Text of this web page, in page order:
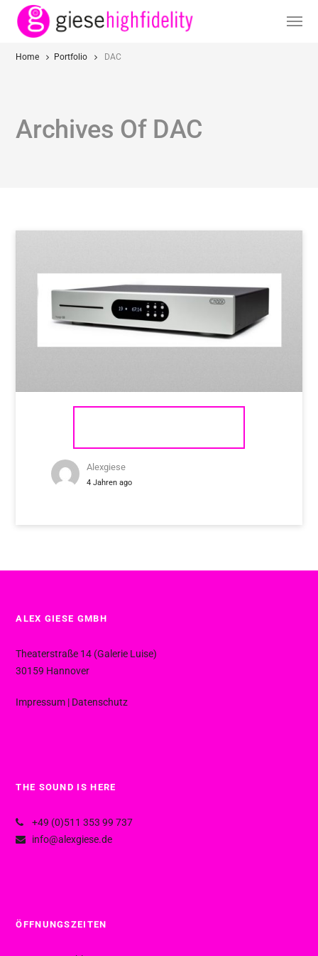
Home Portfolio DAC
Archives Of DAC
Alexgiese
4 Jahren ago
ALEX GIESE GMBH
Theaterstraße 14 (Galerie Luise)
30159 Hannover
Impressum | Datenschutz
THE SOUND IS HERE
+49 (0)511 353 99 737
info@alexgiese.de
ÖFFNUNGSZEITEN